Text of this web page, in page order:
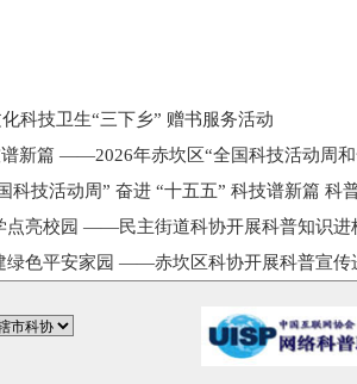
科技卫生“三下乡” 赠书服务活动
新篇 ——2026年赤坎区“全国科技活动周
科技活动周” 奋进 “十五五” 科技谱新篇 科
点亮校园 ——民主街道科协开展科普知识进
绿色平安家园 ——赤坎区科协开展科普宣传